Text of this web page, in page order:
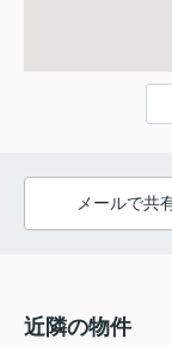
メールで共
近隣の物件